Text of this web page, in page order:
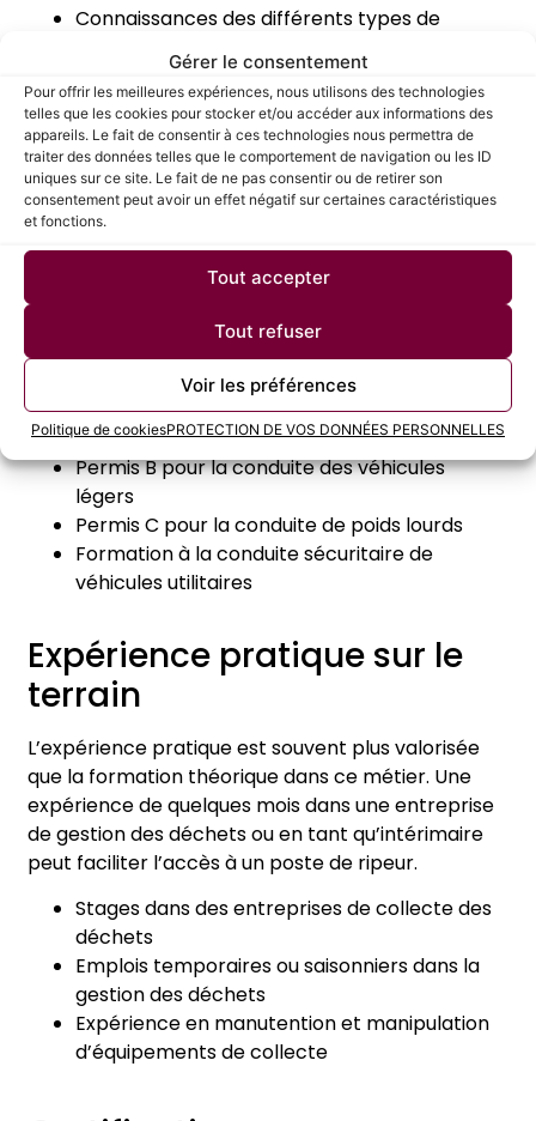
Gérer le consentement
Pour offrir les meilleures expériences, nous utilisons des technologies
telles que les cookies pour stocker et/ou accéder aux informations des
appareils. Le fait de consentir à ces technologies nous permettra de
traiter des données telles que le comportement de navigation ou les ID
uniques sur ce site. Le fait de ne pas consentir ou de retirer son
consentement peut avoir un effet négatif sur certaines caractéristiques
et fonctions.
Tout accepter
Tout refuser
Voir les préférences
Politique de cookiesPROTECTION DE VOS DONNÉES PERSONNELLES
Connaissances des différents types de
déchets et des méthodes de recyclage
Initiation aux règles de protection de
l’environnement
Permis de conduire poids
lourds
Bien que ce ne soit pas une obligation pour tous
les ripeurs, la détention du permis de conduire
poids lourds (permis C) peut être un avantage
considérable. Il permet de postuler à des
fonctions plus évoluées comme chauffeur de
benne.
Permis B pour la conduite des véhicules
légers
Permis C pour la conduite de poids lourds
Formation à la conduite sécuritaire de
véhicules utilitaires
Expérience pratique sur le
terrain
L’expérience pratique est souvent plus valorisée
que la formation théorique dans ce métier. Une
expérience de quelques mois dans une entreprise
de gestion des déchets ou en tant qu’intérimaire
peut faciliter l’accès à un poste de ripeur.
Stages dans des entreprises de collecte des
déchets
Emplois temporaires ou saisonniers dans la
gestion des déchets
Expérience en manutention et manipulation
d’équipements de collecte